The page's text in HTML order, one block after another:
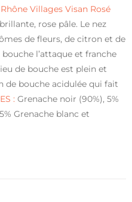
Villages Visan Rosé
rose pâle. Le nez
de fleurs, de citron et de
bouche l’attaque et franche
de bouche est plein et
de bouche acidulée qui fait
: Grenache noir (90%), 5%
Grenache blanc et